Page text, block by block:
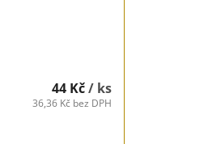
44 Kč/ ks
36,36 Kč bez DPH